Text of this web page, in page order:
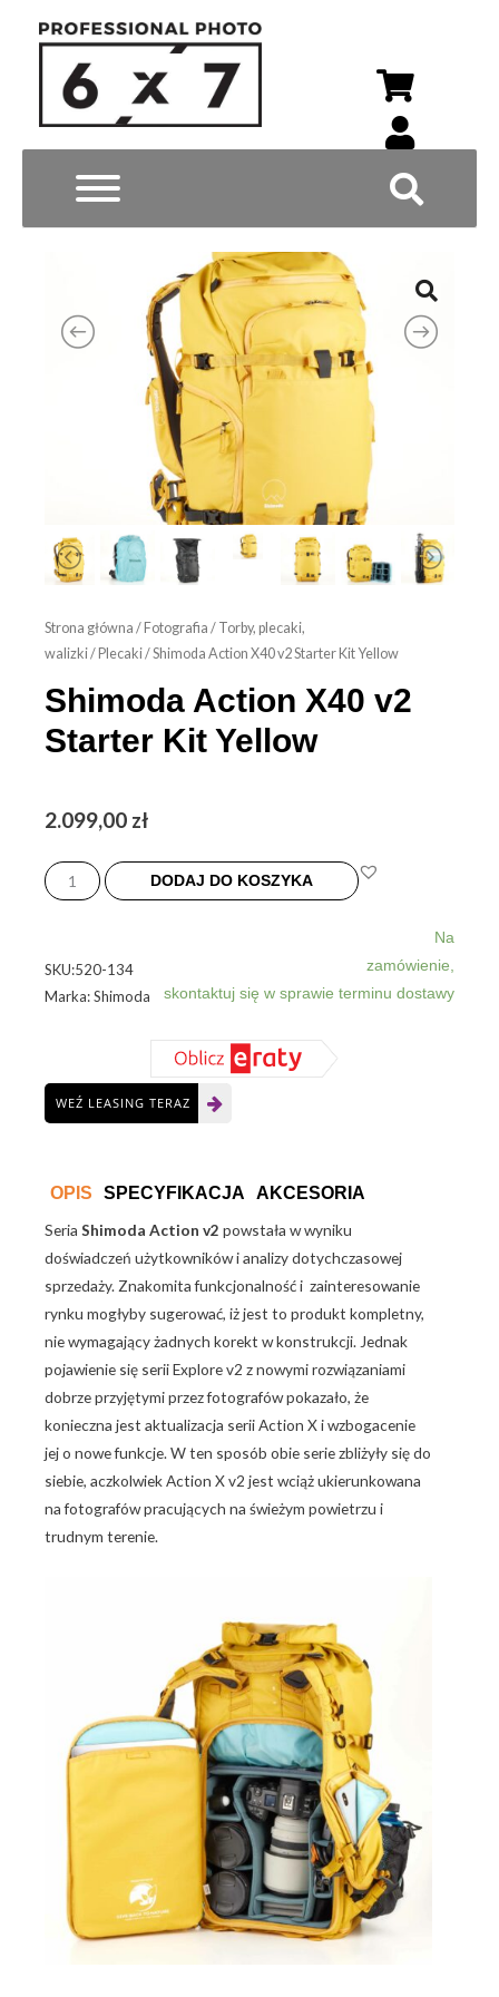
Wyszukiwarka
Strona główna / Fotografia / Torby, plecaki,
walizki/ Plecaki/ Shimoda Action X40 v2 Starter Kit Yellow
Shimoda Action X40 v2
Starter Kit Yellow
2.099,00 zł
Shimoda
v2
Starter
DODAJ DO KOSZYKA
Na
zamówienie,
skontaktuj się w sprawie terminu dostawy
SKU:520-134
Marka: Shimoda
WEŹ LEASING TERAZ
OPIS SPECYFIKACJA
AKCESORIA
Seria Shimoda Action v2 powstała w wyniku
doświadczeń użytkowników i analizy dotychczasowej
sprzedaży. Znakomita funkcjonalność i zainteresowanie
rynku mogłyby sugerować, iż jest to produkt kompletny,
nie wymagający żadnych korekt w konstrukcji. Jednak
pojawienie się serii Explore v2 z nowymi rozwiązaniami
dobrze przyjętymi przez fotografów pokazało, że
konieczna jest aktualizacja serii Action X i wzbogacenie
jej o nowe funkcje. W ten sposób obie serie zbliżyły się do
siebie, aczkolwiek Action X v2 jest wciąż ukierunkowana
na fotografów pracujących na świeżym powietrzu i
trudnym terenie.